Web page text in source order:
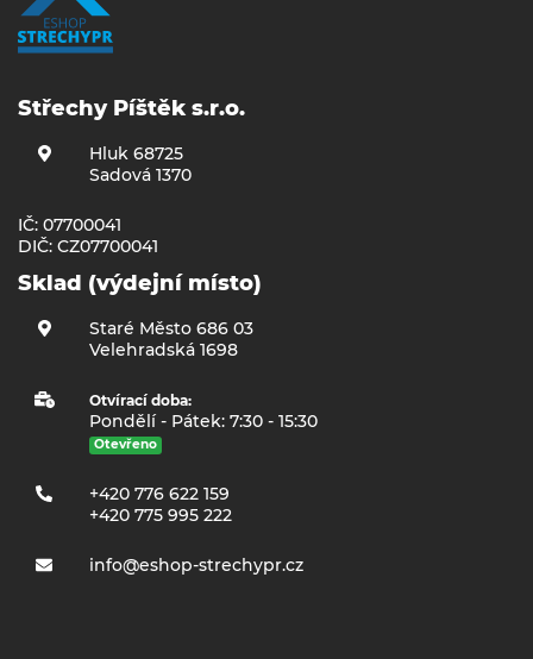
Střechy Píštěk s.r.o.
Hluk 68725
Sadová 1370
IČ: 07700041
DIČ: CZ07700041
Sklad (výdejní místo)
Staré Město 686 03
Velehradská 1698
Otvírací doba:
Pondělí - Pátek: 7:30 - 15:30
Otevřeno
+420 776 622 159
+420 775 995 222
info@eshop-strechypr.cz